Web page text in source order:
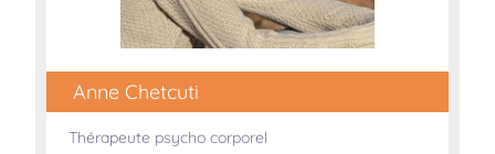
Anne Chetcuti
Thérapeute psycho corporel